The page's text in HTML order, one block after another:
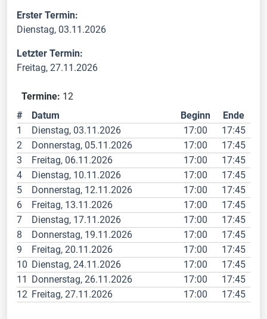
Erster Termin:
Dienstag, 03.11.2026
Letzter Termin:
Freitag, 27.11.2026
Termine: 12
#
Datum Beginn
Ende
1
Dienstag, 03.11.2026 17:00
17:45
2
Donnerstag, 05.11.2026 17:00
17:45
3
Freitag, 06.11.2026 17:00
17:45
4
Dienstag, 10.11.2026 17:00
17:45
5
Donnerstag, 12.11.2026 17:00
17:45
6
Freitag, 13.11.2026 17:00
17:45
7
Dienstag, 17.11.2026 17:00
17:45
8
Donnerstag, 19.11.2026 17:00
17:45
9
Freitag, 20.11.2026 17:00
17:45
10 Dienstag, 24.11.2026 17:00
17:45
11
Donnerstag, 26.11.2026 17:00
17:45
12 Freitag, 27.11.2026 17:00 17:45